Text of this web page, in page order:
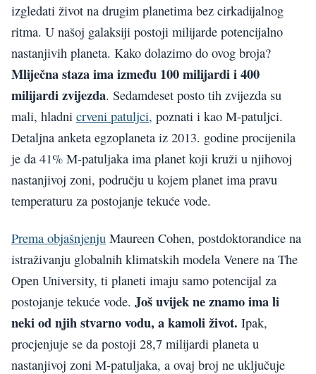
izgledati život na drugim planetima bez cirkadijalnog
ritma. U našoj galaksiji postoji milijarde potencijalno
nastanjivih planeta. Kako dolazimo do ovog broja?
Mliječna staza ima između 100 milijardi i 400
milijardi zvijezda. Sedamdeset posto tih zvijezda su
mali, hladni crveni patuljci, poznati i kao M-patuljci.
Detaljna anketa egzoplaneta iz 2013. godine procijenila
je da 41% M-patuljaka ima planet koji kruži u njihovoj
nastanjivoj zoni, području u kojem planet ima pravu
temperaturu za postojanje tekuće vode.
Prema objašnjenju Maureen Cohen, postdoktorandice na
istraživanju globalnih klimatskih modela Venere na The
Open University, ti planeti imaju samo potencijal za
postojanje tekuće vode. Još uvijek ne znamo ima li
neki od njih stvarno vodu, a kamoli život. Ipak,
procjenjuje se da postoji 28,7 milijardi planeta u
nastanjivoj zoni M-patuljaka, a ovaj broj ne uključuje